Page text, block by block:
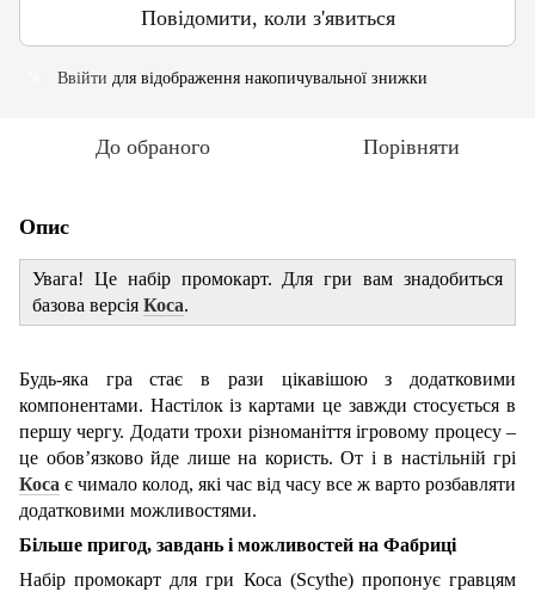
Повідомити, коли з'явиться
Ввійти для відображення накопичувальної знижки
До обраного Порівняти
Опис
Увага! Це набір промокарт. Для гри вам знадобиться
базова версія Коса.
Будь-яка гра стає в рази цікавішою з додатковими
компонентами. Настілок із картами це завжди стосується в
першу чергу. Додати трохи різноманіття ігровому процесу –
це обов’язково йде лише на користь. От і в настільній грі
Коса є чимало колод, які час від часу все ж варто розбавляти
додатковими можливостями.
Більше пригод, завдань і можливостей на Фабриці
Набір промокарт для гри Коса (Scythe) пропонує гравцям